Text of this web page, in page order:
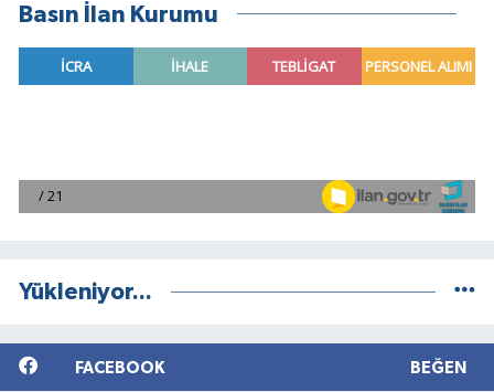
Basın İlan Kurumu
Yükleniyor...
FACEBOOK BEĞEN